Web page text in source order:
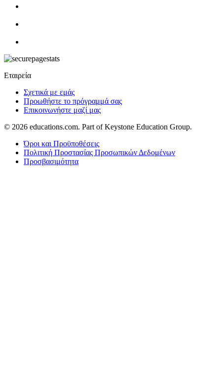
Εταιρεία
Σχετικά με εμάς
Προωθήστε το πρόγραμμά σας
Επικοινωνήστε μαζί μας
© 2026 educations.com. Part of Keystone Education Group.
Όροι και Προϋποθέσεις
Πολιτική Προστασίας Προσωπικών Δεδομένων
Προσβασιμότητα